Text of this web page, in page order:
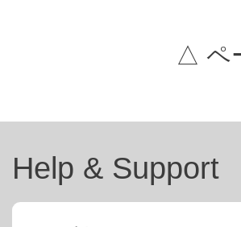
△ ペ
Help & Support